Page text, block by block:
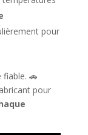
pour
🚗
pour